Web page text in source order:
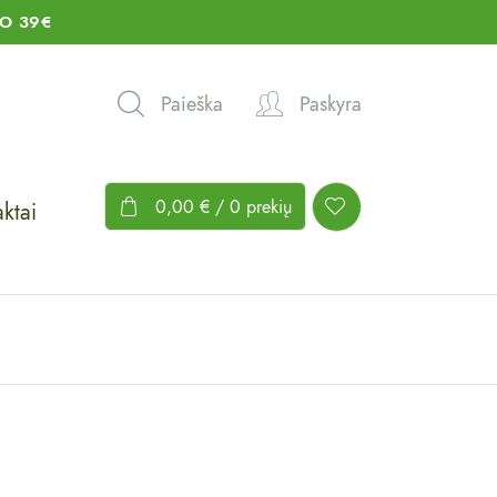
39€
Paieška Paskyra
0,00 € / 0 prekių